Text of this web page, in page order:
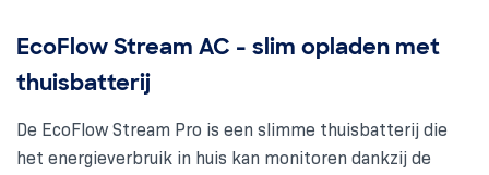
EcoFlow Stream AC - slim opladen met
thuisbatterij
De EcoFlow Stream Pro is een slimme thuisbatterij die
het energieverbruik in huis kan monitoren dankzij de